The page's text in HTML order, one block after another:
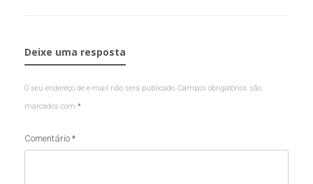
Deixe uma resposta
O seu endereço de e-mail não será publicado. Campos obrigatórios são
marcados com *
Comentário *